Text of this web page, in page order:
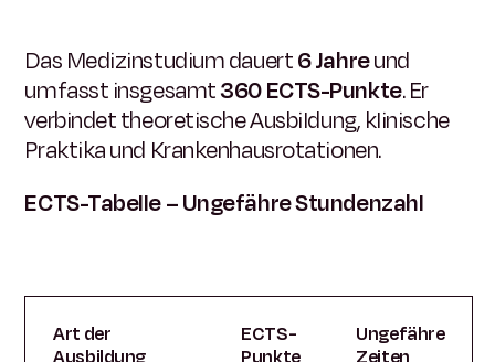
Das Medizinstudium dauert6 Jahreund
umfasst insgesamt360 ECTS-Punkte. Er
verbindet theoretische Ausbildung, klinische
Praktika und Krankenhausrotationen.
ECTS-Tabelle – Ungefähre Stundenzahl
Art der
ECTS-
Ungefähre